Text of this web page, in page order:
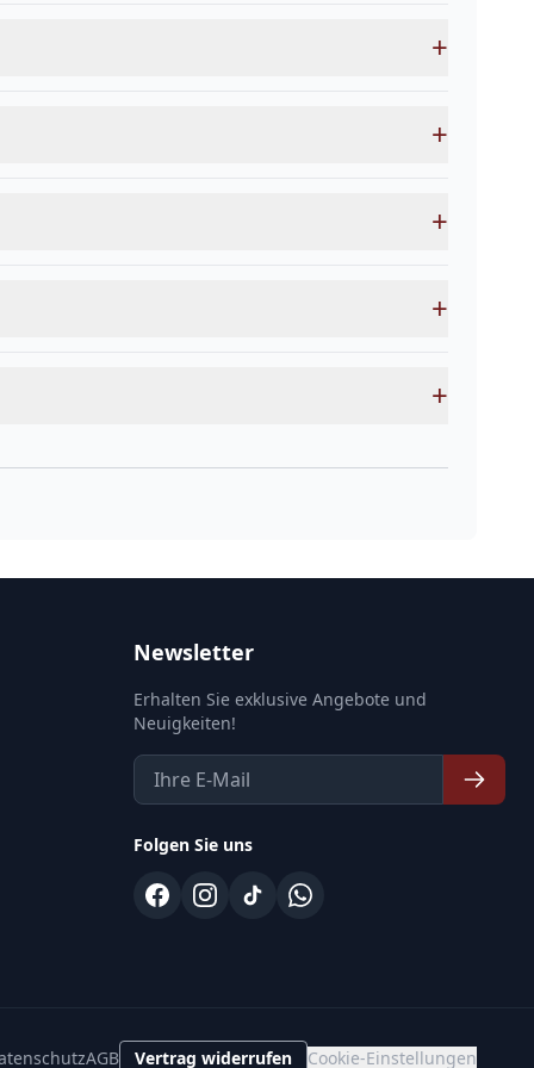
+
+
+
+
+
Newsletter
Erhalten Sie exklusive Angebote und
Neuigkeiten!
Folgen Sie uns
AGB Vertrag widerrufen Cookie-Einstellungen